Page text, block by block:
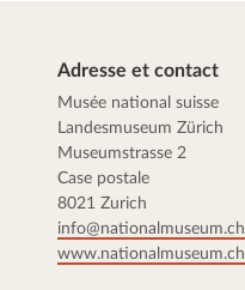
Adresse et contact
Musée national suisse
Landesmuseum Zürich
Museumstrasse 2
Case postale
8021 Zurich
info@nationalmuseum.ch
www.nationalmuseum.ch